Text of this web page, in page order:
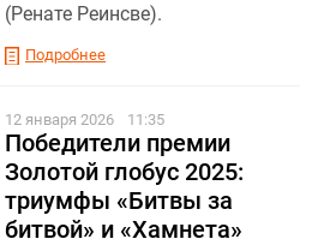
(Ренате Реинсве).
Подробнее
12 января 2026 11:35
Победители премии
Золотой глобус 2025:
триумфы «Битвы за
битвой» и «Хамнета»